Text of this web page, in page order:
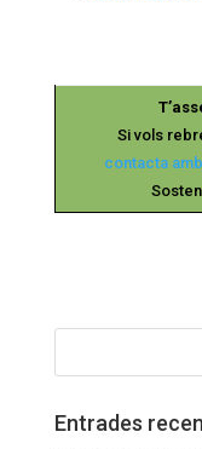
Si vols
contacta
Entrades